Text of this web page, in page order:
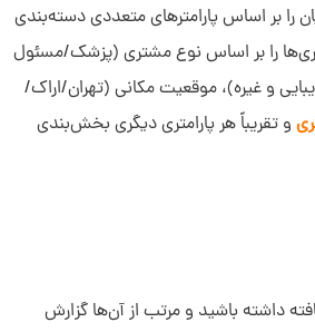
را بر اساس پارامترهای متعددی دسته‌بندی
را بر اساس نوع مشتری (پزشک/مسئول
و غیره)، موقعیت مکانی (تهران/اراک/
و تقریباً هر پارامتری دیگری بخش‌بندی
داشته باشید و مرتب از آن‌ها گزارش